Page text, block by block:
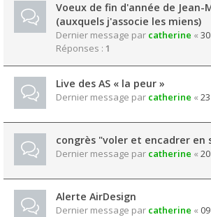
Voeux de fin d'année de Jean-
(auxquels j'associe les miens)
Dernier message par catherine «
Réponses : 1
Live des AS « la peur »
Dernier message par catherine «
congrès "voler et encadrer en
Dernier message par catherine «
Alerte AirDesign
Dernier message par catherine «